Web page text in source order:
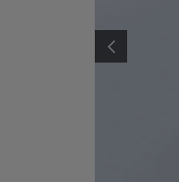
PRECEDENTE